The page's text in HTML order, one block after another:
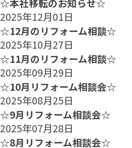
☆本社移転のお知らせ☆
2025年12月01日
☆12月のリフォーム相談☆
2025年10月27日
☆11月のリフォーム相談☆
2025年09月29日
☆10月リフォーム相談会☆
2025年08月25日
☆9月リフォーム相談会☆
2025年07月28日
☆8月リフォーム相談会☆